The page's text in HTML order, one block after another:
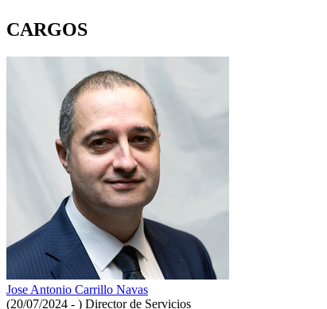
CARGOS
Jose Antonio Carrillo Navas
(20/07/2024 - ) Director de Servicios